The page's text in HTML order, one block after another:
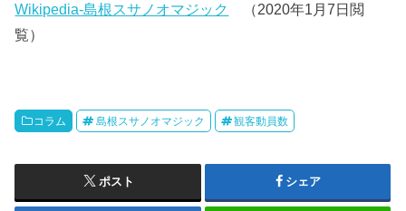
Wikipedia-島根スサノオマジック
（2020年1月7日閲
覧）
コラム 島根スサノオマジック 観客動員数
ポスト シェア